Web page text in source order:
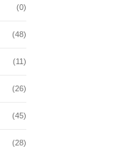
(0)
(48)
(11)
(26)
(45)
(28)